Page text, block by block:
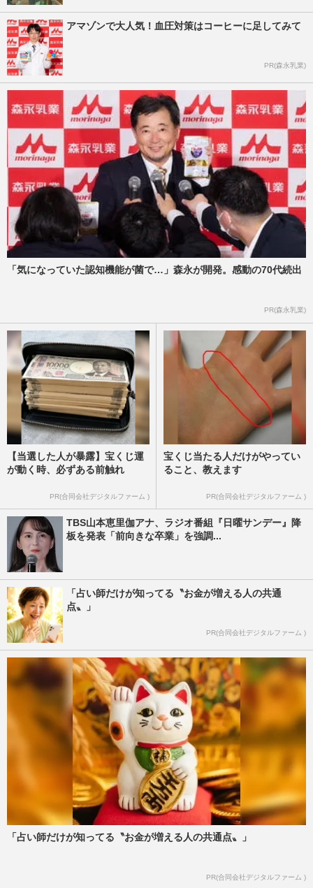
アマゾンで大人気！血圧対策はコーヒーに足してみて
PR(森永乳業)
「気になっていた認知機能が菌で…」森永が開発。感動の70代続出
PR(森永乳業)
【当選した人が暴露】宝くじ運
が動く時、必ずある前触れ
PR(合同会社デジタルファーム )
宝くじ当たる人だけがやってい
ること、教えます
PR(合同会社デジタルファーム )
TBS山本恵里伽アナ、ラジオ番組『日曜サンデー』降
板を発表「前向きな卒業」を強調...
「占い師だけが知ってる〝お金が増える人の共通
点〟」
PR(合同会社デジタルファーム )
「占い師だけが知ってる〝お金が増える人の共通点〟」
PR(合同会社デジタルファーム )